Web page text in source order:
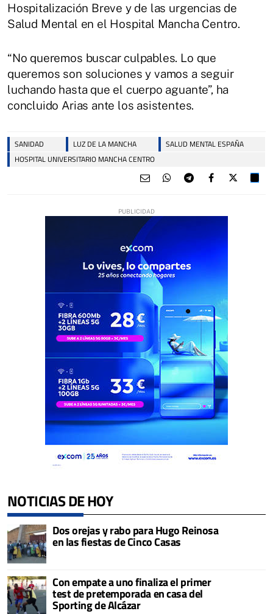
Hospitalización Breve y de las urgencias de
Salud Mental en el Hospital Mancha Centro.
“No queremos buscar culpables. Lo que
queremos son soluciones y vamos a seguir
luchando hasta que el cuerpo aguante”, ha
concluido Arias ante los asistentes.
SANIDAD LUZ DE LA MANCHA
SALUD MENTAL ESPAÑA
HOSPITAL UNIVERSITARIO MANCHA CENTRO
NOTICIAS DE HOY
Dos orejas y rabo para Hugo Reinosa
en las fiestas de Cinco Casas
Con empate a uno finaliza el primer
test de pretemporada en casa del
Sporting de Alcázar